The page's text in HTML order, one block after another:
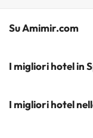
Su Amimir.com
Il Nostro Team
Iscrivetevi alla
I migliori hotel in
Hotel a Salou
I migliori hotel